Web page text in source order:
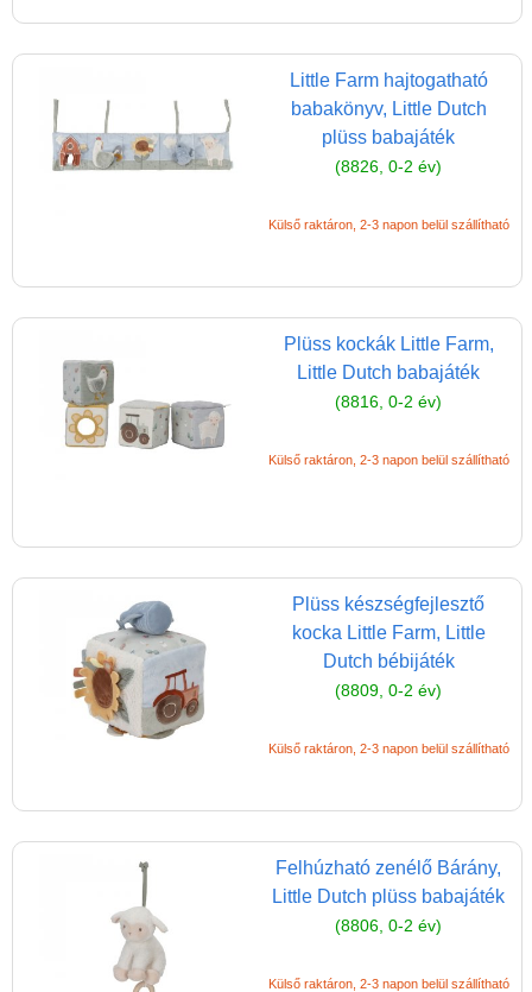
Little Farm hajtogatható
babakönyv, Little Dutch
plüss babajáték
(8826, 0-2 év)
Külső raktáron, 2-3 napon belül szállítható
Plüss kockák Little Farm,
Little Dutch babajáték
(8816, 0-2 év)
Külső raktáron, 2-3 napon belül szállítható
Plüss készségfejlesztő
kocka Little Farm, Little
Dutch bébijáték
(8809, 0-2 év)
Külső raktáron, 2-3 napon belül szállítható
Felhúzható zenélő Bárány,
Little Dutch plüss babajáték
(8806, 0-2 év)
Külső raktáron, 2-3 napon belül szállítható